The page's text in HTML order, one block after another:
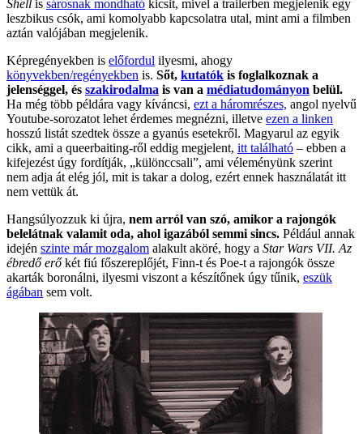
Shell is sárosnak mondható kicsit, mivel a trailerben megjelenik egy
leszbikus csók, ami komolyabb kapcsolatra utal, mint ami a filmben
aztán valójában megjelenik.
Képregényekben is előfordul ilyesmi, ahogy
könyvekben/regényekben is. Sőt, kutatók is foglalkoznak a
jelenséggel, és szakirodalma is van a médiatudományon belül.
Ha még több példára vagy kíváncsi, ezt a háromrészes, angol nyelvű
Youtube-sorozatot lehet érdemes megnézni, illetve ezen a linken
hosszú listát szedtek össze a gyanús esetekről. Magyarul az egyik
cikk, ami a queerbaiting-ről eddig megjelent, itt található – ebben a
kifejezést úgy fordítják, „különccsali”, ami véleményünk szerint
nem adja át elég jól, mit is takar a dolog, ezért ennek használatát itt
nem vettük át.
Hangsúlyozzuk ki újra, nem arról van szó, amikor a rajongók
belelátnak valamit oda, ahol igazából semmi sincs. Például annak
idején szinte már mozgalom alakult aköré, hogy a Star Wars VII. Az
ébredő erőkét fiú főszereplőjét, Finn-t és Poe-t a rajongók össze
akarták boronálni, ilyesmi viszont a készítőnek úgy tűnik, eszük
ágában sem volt.